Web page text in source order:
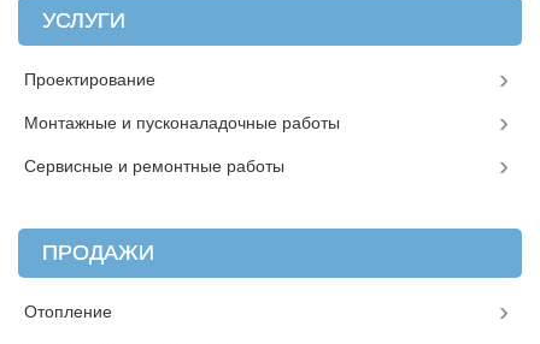
УСЛУГИ
Проектирование
Монтажные и пусконаладочные работы
Сервисные и ремонтные работы
ПРОДАЖИ
Отопление